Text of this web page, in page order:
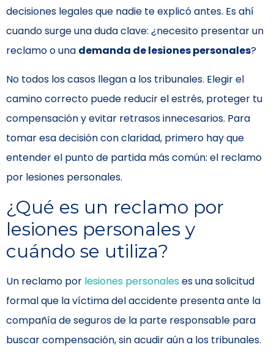
decisiones legales que nadie te explicó antes. Es ahí
cuando surge una duda clave: ¿necesito presentar un
reclamo o una demanda de lesiones personales?
No todos los casos llegan a los tribunales. Elegir el
camino correcto puede reducir el estrés, proteger tu
compensación y evitar retrasos innecesarios. Para
tomar esa decisión con claridad, primero hay que
entender el punto de partida más común: el reclamo
por lesiones personales.
¿Qué es un reclamo por
lesiones personales y
cuándo se utiliza?
Un reclamo por lesiones personaleses una solicitud
formal que la víctima del accidente presenta ante la
compañía de seguros de la parte responsable para
buscar compensación, sin acudir aún a los tribunales.